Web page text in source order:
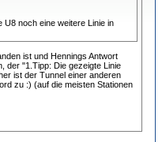
U8 noch eine weitere Linie in
ist und Hennings Antwort
der "1.Tipp: Die gezeigte Linie
ist der Tunnel einer anderen
zu :) (auf die meisten Stationen